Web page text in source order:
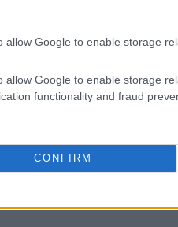
allow Google to enable storage
allow Google to enable storage
functionality and fraud
CONFIRM
basada en datos
que implementan
ROIun 20% superior en
esto? La razón radica
real, optimizando así el